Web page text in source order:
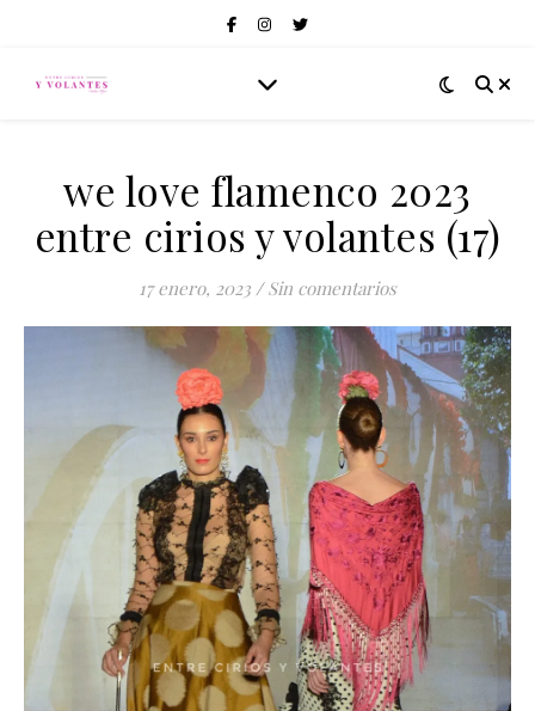
we love flamenco 2023
entre cirios y volantes (17)
17 enero, 2023 / Sin comentarios